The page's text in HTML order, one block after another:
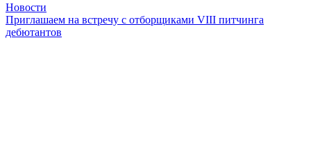
Новости
Приглашаем на встречу с отборщиками VIII питчинга
дебютантов